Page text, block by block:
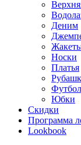
Деним
Носки
Платья
Юбки
Скидки
Программа
Lookbook